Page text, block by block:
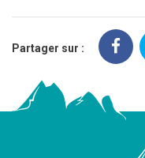
Partager sur :